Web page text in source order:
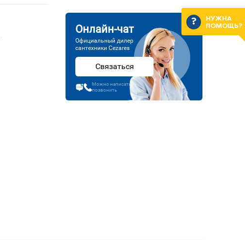
Онлайн-чат
Официальный дилер
сантехники Cezares
Связаться
Можно написать или
позвонить
НУЖНА
ПОМОЩЬ?